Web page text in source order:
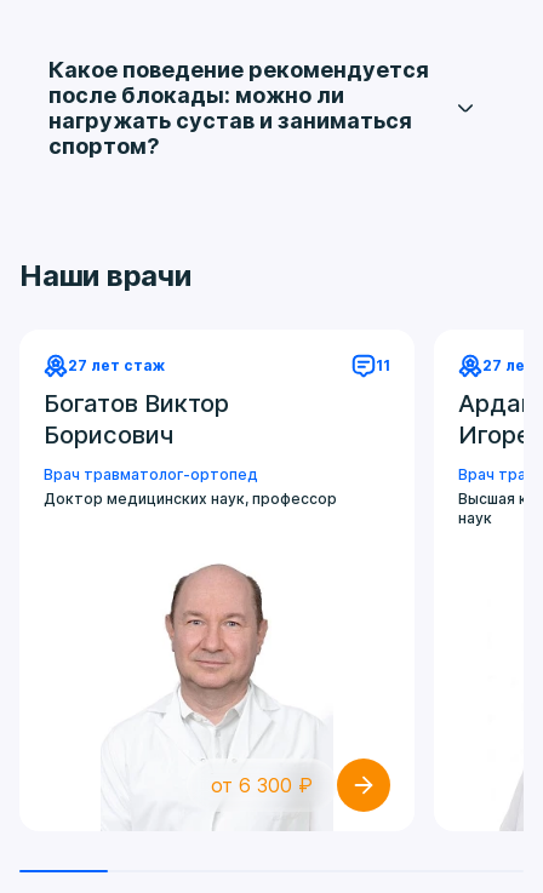
распирание, которые быстро проходят.
Нередко пациенты отмечают облегчение боли
уже в первые часы. После процедуры
рекомендуют щадящий режим для сустава и
Какое поведение рекомендуется
после блокады: можно ли
нагружать сустав и заниматься
спортом?
повседневной активности и лечебной
Наши врачи
27 лет стаж 11
Богатов Виктор
Борисович
Врач травматолог-ортопед
Доктор медицинских наук, профессор
от 6 300 ₽
27 лет
Врач
Высшая
наук